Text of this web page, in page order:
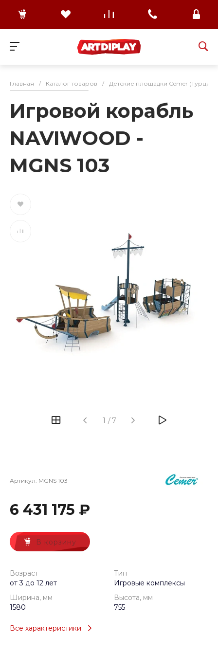
Главная / Каталог товаров / Детские площадки Cemer (Турция)
Игровой корабль
NAVIWOOD -
MGNS 103
1 / 7
Артикул: MGNS 103
6 431 175 ₽
В корзину
Возраст
от 3 до 12 лет
Тип
Игровые комплексы
Ширина, мм
1580
Высота, мм
755
Все характеристики